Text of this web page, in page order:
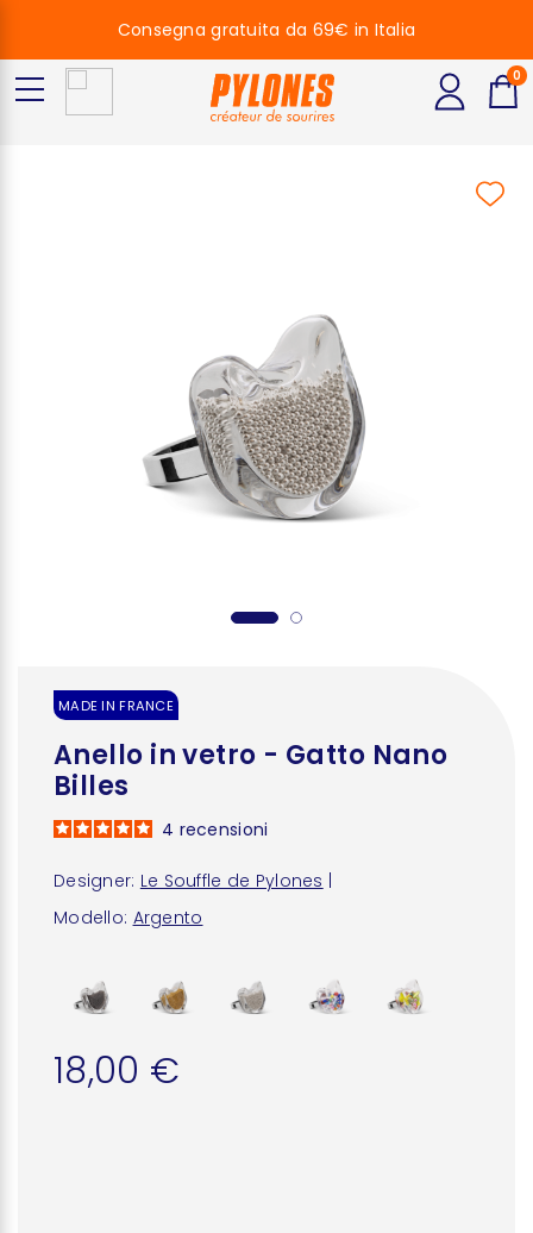
MADE IN FRANCE
Anello in vetro - Gatto Nano
Billes
Designer: Le Souffle de Pylones
Modello: Argento
4 recensioni
18,00 €
Consegna gratuita da 69€ in Italia
0